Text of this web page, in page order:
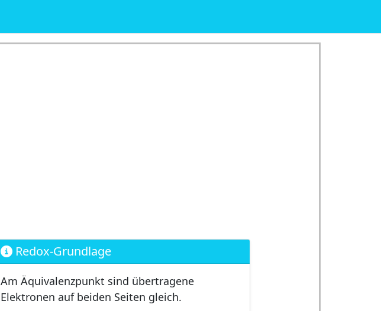
Redox-Grundlage
Am Äquivalenzpunkt sind übertragene
Elektronen auf beiden Seiten gleich.